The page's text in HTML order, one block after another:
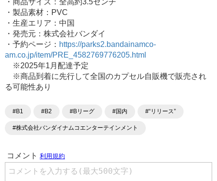
・商品サイズ：全高約3.5センチ
・製品素材：PVC
・生産エリア：中国
・発売元：株式会社バンダイ
・予約ページ： https://parks2.bandainamco-
am.co.jp/item/PRE_4582769776205.html
※2025年1月配達予定
※商品到着に先行して全国のカプセル自販機で販売され
る可能性あり
#B1 #B2 #Bリーグ #国内 #“リリース”
#株式会社バンダイナムコエンターテインメント